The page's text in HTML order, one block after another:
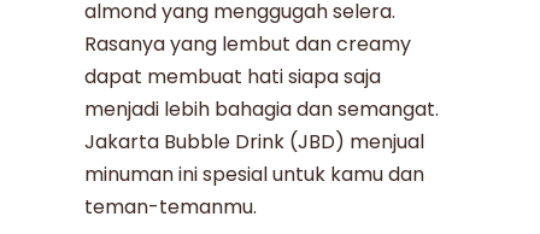
almond yang menggugah selera.
Rasanya yang lembut dan creamy
dapat membuat hati siapa saja
menjadi lebih bahagia dan semangat.
Jakarta Bubble Drink (JBD) menjual
minuman ini spesial untuk kamu dan
teman-temanmu.